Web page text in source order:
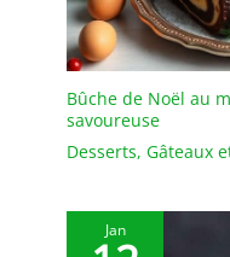
Bûche de Noël au
savoureuse
Desserts, Gâteaux
Jan